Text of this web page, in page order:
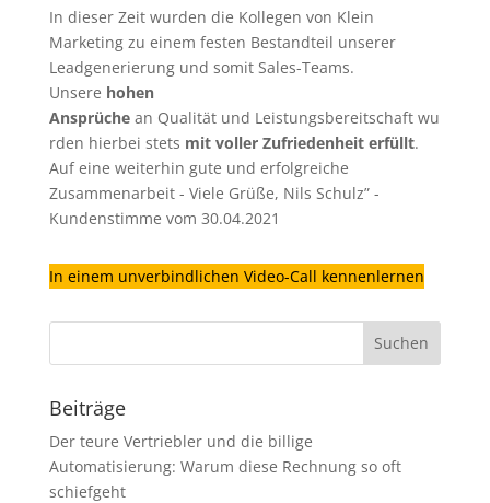
In dieser Zeit wurden die Kollegen von Klein
Marketing zu einem festen Bestandteil unserer
Leadgenerierungund somit Sales-Teams.
Unsere hohen
Ansprüchean Qualität und Leistungsbereitschaft wu
rden hierbei stets mit voller Zufriedenheit erfüllt.
Auf eine weiterhin gute und erfolgreiche
Zusammenarbeit - Viele Grüße, Nils Schulz” -
Kundenstimme vom 30.04.2021
In einem unverbindlichen Video-Call kennenlernen
Beiträge
Der teure Vertriebler und die billige
Automatisierung: Warum diese Rechnung so oft
schiefgeht